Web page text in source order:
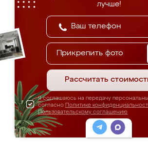
лучше!
Прикрепить фото
Рассчитать
Я соглашаюсь на передачу
согласно Политике
Пользовательскому соглашению